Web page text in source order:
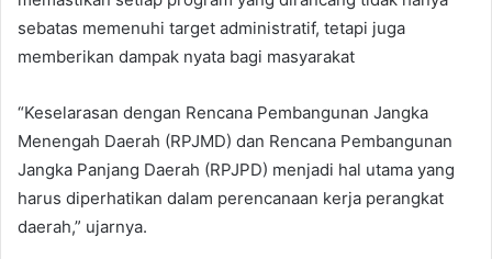
sebatas memenuhi target administratif, tetapi juga
memberikan dampak nyata bagi masyarakat
“Keselarasan dengan Rencana Pembangunan Jangka
Menengah Daerah (RPJMD) dan Rencana Pembangunan
Jangka Panjang Daerah (RPJPD) menjadi hal utama yang
harus diperhatikan dalam perencanaan kerja perangkat
daerah,” ujarnya.